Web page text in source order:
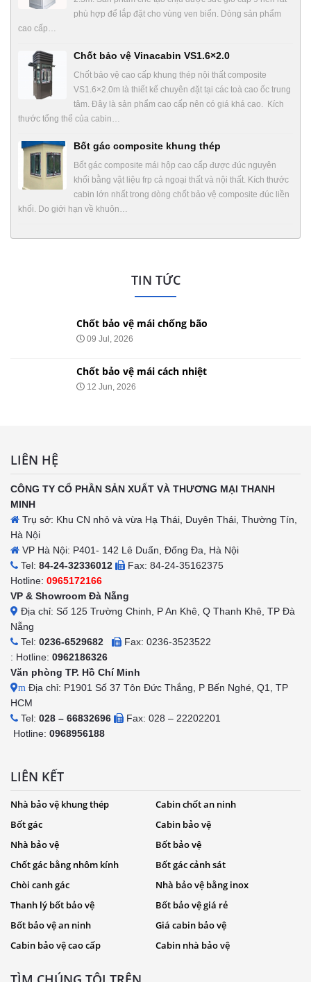
phù hợp để lắp đặt cho vùng ven biển. Dòng sản phẩm
cao cấp…
Chốt bảo vệ Vinacabin VS1.6×2.0
Chốt bảo vệ cao cấp khung thép nội thất composite
VS1.6×2.0m là thiết kế chuyên đặt tại các toà cao ốc trung
tâm. Đây là sản phẩm cao cấp nên có giá khá cao. Kích
thước tổng thể của cabin…
Bốt gác composite khung thép
Bốt gác composite mái hộp cao cấp được đúc nguyên
khối bằng vật liệu frp cả ngoại thất và nội thất. Kích thước
cabin lớn nhất trong dòng chốt bảo vệ composite đúc liền
khối. Do giới hạn về khuôn…
TIN TỨC
Chốt bảo vệ mái chống bão
09 Jul, 2026
Chốt bảo vệ mái cách nhiệt
12 Jun, 2026
LIÊN HỆ
CÔNG TY CỔ PHẦN SẢN XUẤT VÀ THƯƠNG MẠI THANH
MINH
Trụ sở: Khu CN nhỏ và vừa Hạ Thái, Duyên Thái, Thường Tín,
Hà Nội
VP Hà Nội: P401- 142 Lê Duẩn, Đống Đa, Hà Nội
Tel: 84-24-32336012
Fax: 84-24-35162375
Hotline: 0965172166
VP & Showroom Đà Nẵng
Địa chỉ: Số 125 Trường Chinh, P An Khê, Q Thanh Khê, TP Đà
Nẵng
Tel: 0236-6529682
Fax: 0236-3523522
: Hotline: 0962186326
Văn phòng TP. Hồ Chí Minh
m Địa chỉ: P1901 Số 37 Tôn Đức Thắng, P Bến Nghé, Q1, TP
HCM
Tel: 028 – 66832696
Fax: 028 – 22202201
Hotline: 0968956188
LIÊN KẾT
Nhà bảo vệ khung thép
Cabin chốt an ninh
Bốt gác
Cabin bảo vệ
Nhà bảo vệ
Bốt bảo vệ
Chốt gác bằng nhôm kính
Bốt gác cảnh sát
Chòi canh gác
Nhà bảo vệ bằng inox
Thanh lý bốt bảo vệ
Bốt bảo vệ giá rẻ
Bốt bảo vệ an ninh
Giá cabin bảo vệ
Cabin bảo vệ cao cấp
Cabin nhà bảo vệ